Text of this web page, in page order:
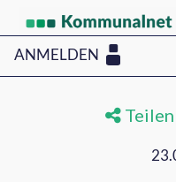
ANMELDEN
Teilen